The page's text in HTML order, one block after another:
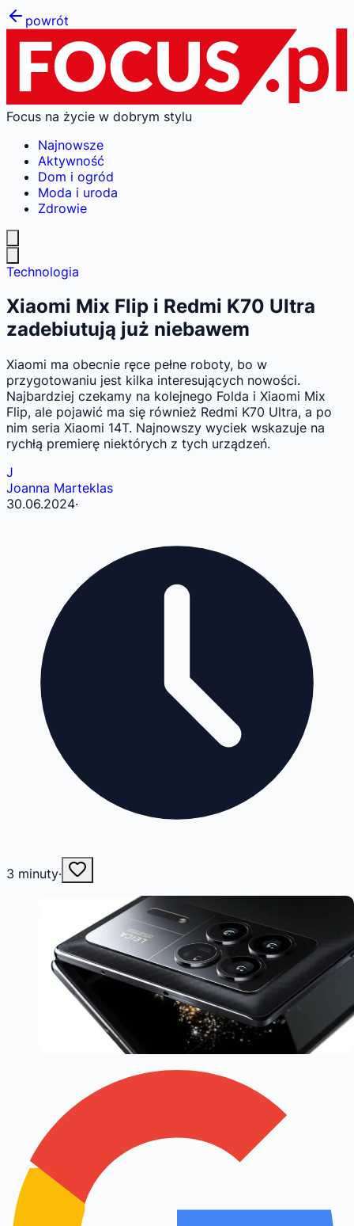
powrót
Focus na życie w dobrym stylu
Najnowsze
Aktywność
Dom i ogród
Moda i uroda
Zdrowie
Technologia
Xiaomi Mix Flip i Redmi K70 Ultra
zadebiutują już niebawem
Xiaomi ma obecnie ręce pełne roboty, bo w
przygotowaniu jest kilka interesujących nowości.
Najbardziej czekamy na kolejnego Folda i Xiaomi Mix
Flip, ale pojawić ma się również Redmi K70 Ultra, a po
nim seria Xiaomi 14T. Najnowszy wyciek wskazuje na
rychłą premierę niektórych z tych urządzeń.
J
Joanna Marteklas
30.06.2024·
3 minuty·